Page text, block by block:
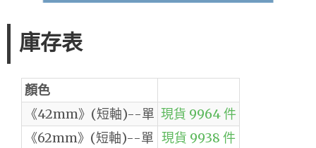
庫存表
顏色
《42mm》(短軸)--單 現貨 9964 件
《62mm》(短軸)--單 現貨 9938 件